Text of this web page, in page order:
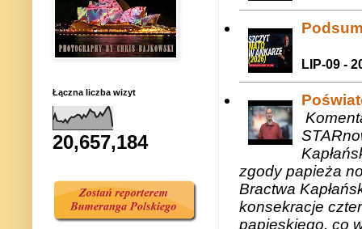
LIP-09 -
zgody papieża
Bractwa
konsekracje
papieskiego, co
Łączna liczba wizyt
20,657,184